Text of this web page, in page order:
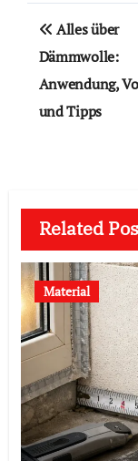
Alles über
Dämmwolle:
Anwendung,
und Tipps
Related
Material